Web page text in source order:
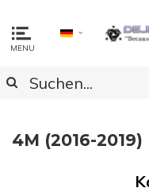
MENU
4M (2016-2019)